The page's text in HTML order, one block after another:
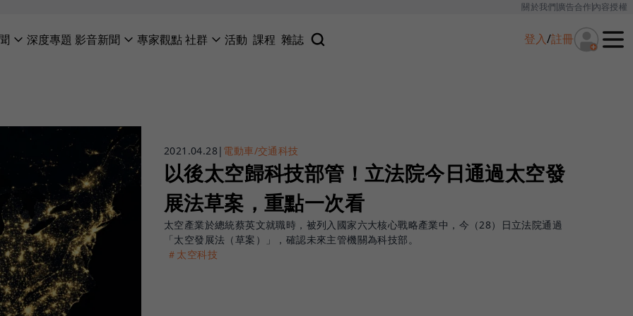
關於我們廣告合作內容授權
深度專題 影音新聞 專家觀點社群 活動 課程 雜誌 登入/註冊
2021.04.28| 電動車/交通科技
以後太空歸科技部管！立法院今日通過太空發
展法草案，重點一次看
太空產業於總統蔡英文就職時，被列入國家六大核心戰略產業中，今（28）日立法院通過
「太空發展法（草案）」，確認未來主管機關為科技部。
＃太空科技